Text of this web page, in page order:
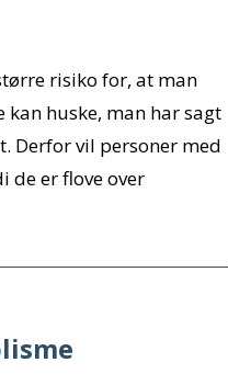
risiko for, at man
huske, man har sagt
Derfor vil personer med
de er flove over